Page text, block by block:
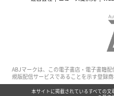
ABJマークは、この電子書店・電子書籍
規版配信サービスであることを示す登録
本サイトに掲載されているすべての